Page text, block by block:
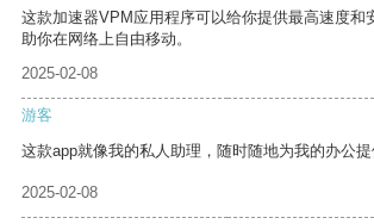
这款加速器VPM应用程序可以给你提供最高速度和
助你在网络上自由移动。
2025-02-08
游客
这款app就像我的私人助理，随时随地为我的办公提
2025-02-08